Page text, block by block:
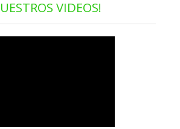
VIDEOS!